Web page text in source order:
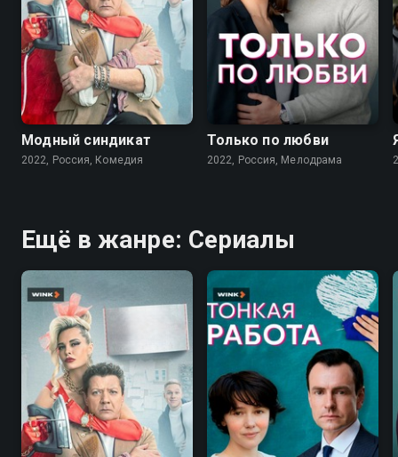
7.6
Модный синдикат
2022, Россия, Комедия
Только по любви
2022, Россия, Мелодрама
Ещё в жанре: Сериалы